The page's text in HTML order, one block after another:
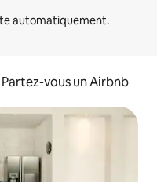
Partez-vous un Airbnb